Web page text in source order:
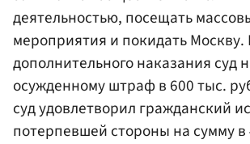
деятельностью, посещать
мероприятия и покидать Москву.
дополнительного наказания суд
осужденному штраф в 600 тыс.
суд удовлетворил гражданский
потерпевшей стороны на сумму в